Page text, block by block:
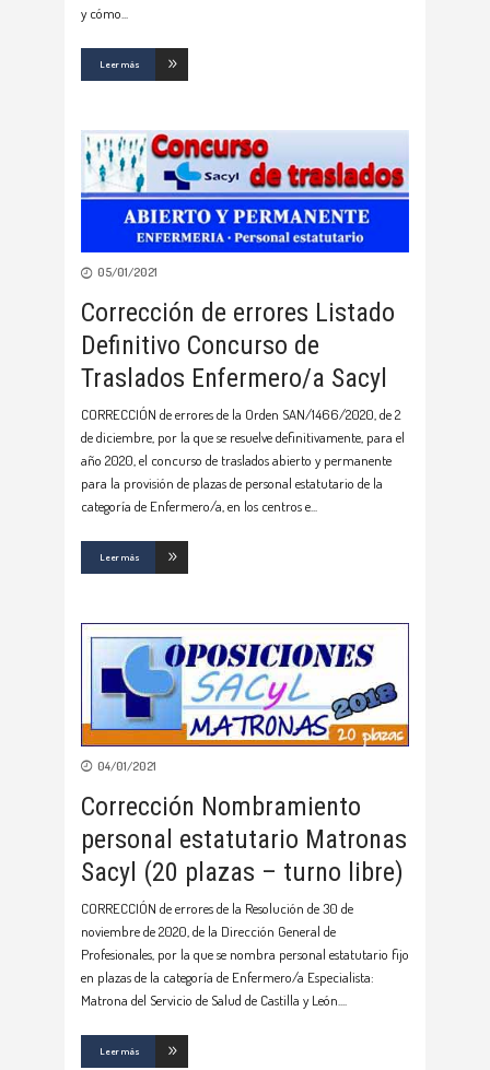
y cómo
Leer más
05/01/2021
Corrección de errores Listado
Definitivo Concurso de
Traslados Enfermero/a Sacyl
CORRECCIÓN de errores de la Orden SAN/1466/2020, de 2
de diciembre, por la que se resuelve definitivamente, para el
año 2020, el concurso de traslados abierto y permanente
para la provisión de plazas de personal estatutario de la
categoría de Enfermero/a, en los centros e
Leer más
04/01/2021
Corrección Nombramiento
personal estatutario Matronas
Sacyl (20 plazas – turno libre)
CORRECCIÓN de errores de la Resolución de 30 de
noviembre de 2020, de la Dirección General de
Profesionales, por la que se nombra personal estatutario fijo
en plazas de la categoría de Enfermero/a Especialista:
Matrona del Servicio de Salud de Castilla y León.
Leer más